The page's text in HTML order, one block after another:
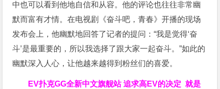
中也可以看到他地自信和从容。他的评论也往往非常幽
默而富有才情。在电视剧《奋斗吧，青春》开播的现场
发布会上，他幽默地回答了记者的提问：“我是觉得‘奋
斗’是最重要的，所以我选择了跟大家一起奋斗。”如此的
幽默深入人心，让他越来越得到粉丝们的喜爱。
EV扑克GG全新中文旗舰站追求高EV的决定就是